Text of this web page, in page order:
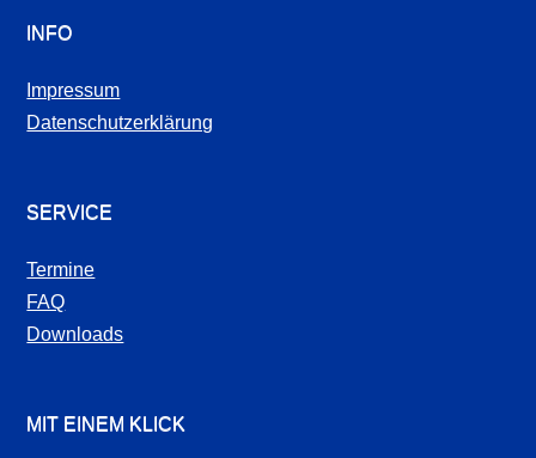
INFO
Impressum
Datenschutzerklärung
SERVICE
Termine
FAQ
Downloads
MIT EINEM KLICK